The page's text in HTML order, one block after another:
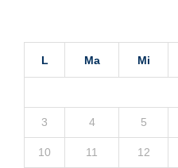
L Ma Mi
3 4 5
10 11 12